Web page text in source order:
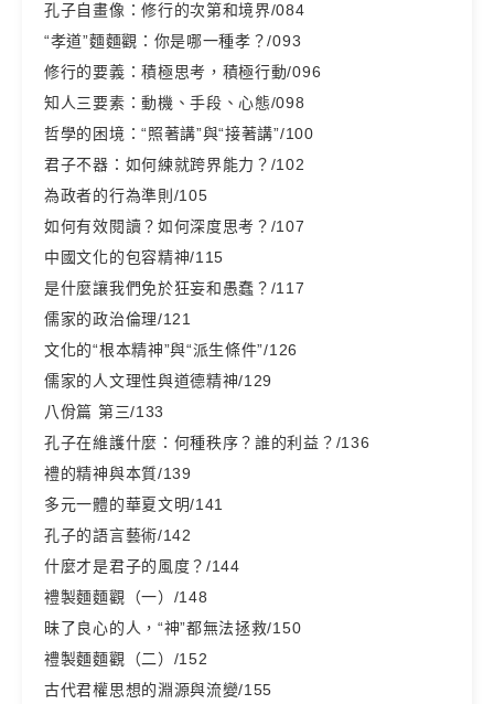
孔子自畫像：修行的次第和境界/084
“孝道”麵麵觀：你是哪一種孝？/093
修行的要義：積極思考，積極行動/096
知人三要素：動機、手段、心態/098
哲學的困境：“照著講”與“接著講”/100
君子不器：如何練就跨界能力？/102
為政者的行為準則/105
如何有效閱讀？如何深度思考？/107
中國文化的包容精神/115
是什麼讓我們免於狂妄和愚蠢？/117
儒家的政治倫理/121
文化的“根本精神”與“派生條件”/126
儒家的人文理性與道德精神/129
八佾篇 第三/133
孔子在維護什麼：何種秩序？誰的利益？/136
禮的精神與本質/139
多元一體的華夏文明/141
孔子的語言藝術/142
什麼才是君子的風度？/144
禮製麵麵觀（一）/148
昧了良心的人，“神”都無法拯救/150
禮製麵麵觀（二）/152
古代君權思想的淵源與流變/155